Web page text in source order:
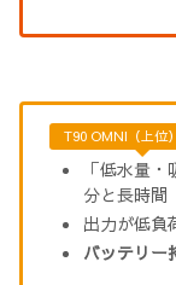
T90 OMNI（上位
「低水量
分と長時間
出力が低負
バッテリー